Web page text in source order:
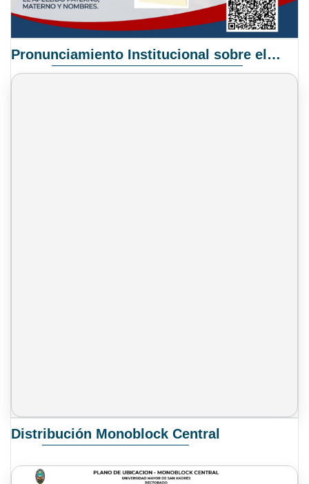
Pronunciamiento Institucional sobre el Proyecto de Ley N° 068/2025-2026 C.S.
Distribución Monoblock Central